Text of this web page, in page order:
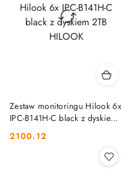
Zestaw monitoringu Hilook 6x
IPC-B141H-C black z dyskiem
Cena:
2100.12